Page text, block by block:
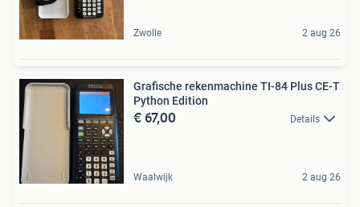
Zwolle 2 aug 26
Grafische rekenmachine TI-84 Plus CE-T
Python Edition
€ 67,00 Details
Waalwijk 2 aug 26